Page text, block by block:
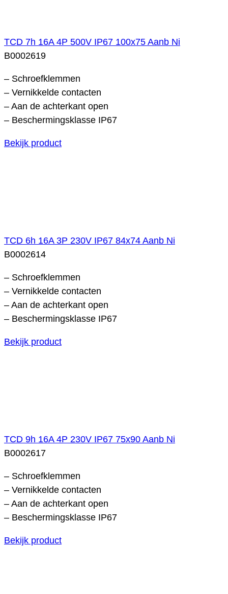
TCD 7h 16A 4P 500V IP67 100x75 Aanb Ni
B0002619
– Schroefklemmen
– Vernikkelde contacten
– Aan de achterkant open
– Beschermingsklasse IP67
Bekijk product
TCD 6h 16A 3P 230V IP67 84x74 Aanb Ni
B0002614
– Schroefklemmen
– Vernikkelde contacten
– Aan de achterkant open
– Beschermingsklasse IP67
Bekijk product
TCD 9h 16A 4P 230V IP67 75x90 Aanb Ni
B0002617
– Schroefklemmen
– Vernikkelde contacten
– Aan de achterkant open
– Beschermingsklasse IP67
Bekijk product